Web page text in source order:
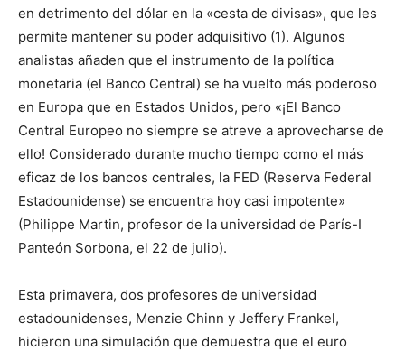
en detrimento del dólar en la «cesta de divisas», que les
permite mantener su poder adquisitivo (1). Algunos
analistas añaden que el instrumento de la política
monetaria (el Banco Central) se ha vuelto más poderoso
en Europa que en Estados Unidos, pero «¡El Banco
Central Europeo no siempre se atreve a aprovecharse de
ello! Considerado durante mucho tiempo como el más
eficaz de los bancos centrales, la FED (Reserva Federal
Estadounidense) se encuentra hoy casi impotente»
(Philippe Martin, profesor de la universidad de París-I
Panteón Sorbona, el 22 de julio).
Esta primavera, dos profesores de universidad
estadounidenses, Menzie Chinn y Jeffery Frankel,
hicieron una simulación que demuestra que el euro